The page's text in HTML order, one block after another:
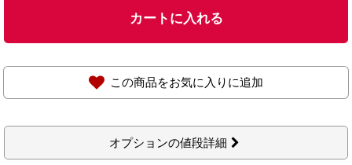
カートに入れる
この商品をお気に入りに追加
オプションの値段詳細